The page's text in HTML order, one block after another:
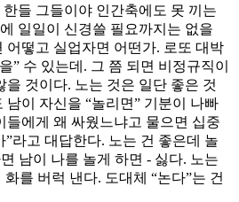
들 그들이야 인간축에도 못 끼는
일일이 신경쓸 필요까지는 없을
어떻고 실업자면 어떤가. 로또 대박
” 수 있는데. 그 쯤 되면 비정규직이
을 것이다. 노는 것은 일단 좋은 것
남이 자신을 “놀리면” 기분이 나빠
들에게 왜 싸웠느냐고 물으면 십중
”라고 대답한다. 노는 건 좋은데 놀
남이 나를 놀게 하면 - 싫다. 노는
를 버럭 낸다. 도대체 “논다”는 건